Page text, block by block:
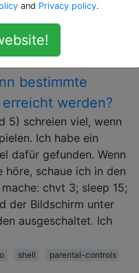
Computer für
Zeitraum „leer“
bestimmte
werden?
5) schreien viel, wenn
Ich habe ein
dafür gefunden. Wenn
höre, schaue ich in den
chvt 3; sleep 15;
der Bildschirm unter
ausgeschaltet. Ich
shell parental-controls
and Privacy policy.